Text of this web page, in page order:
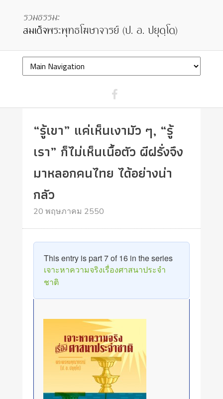
“รู้เขา” แค่เห็นเงามัว ๆ, “รู้
เรา” ก็ไม่เห็นเนื้อตัว ผีฝรั่งจึง
มาหลอกคนไทย ได้อย่างน่า
กลัว
20 พฤษภาคม 2550
This entry is part 7 of 16 in the series
เจาะหาความจริงเรื่องศาสนาประจำ
ชาติ